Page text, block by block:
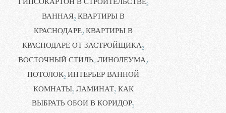
2
ВАННАЯ2 КВАРТИРЫ В
КРАСНОДАРЕ2 КВАРТИРЫ В
КРАСНОДАРЕ ОТ ЗАСТРОЙЩИКА2
ВОСТОЧНЫЙ СТИЛЬ2 ЛИНОЛЕУМА2
ПОТОЛОК2 ИНТЕРЬЕР ВАННОЙ
КОМНАТЫ2 ЛАМИНАТ2 КАК
ВЫБРАТЬ ОБОИ В КОРИДОР2